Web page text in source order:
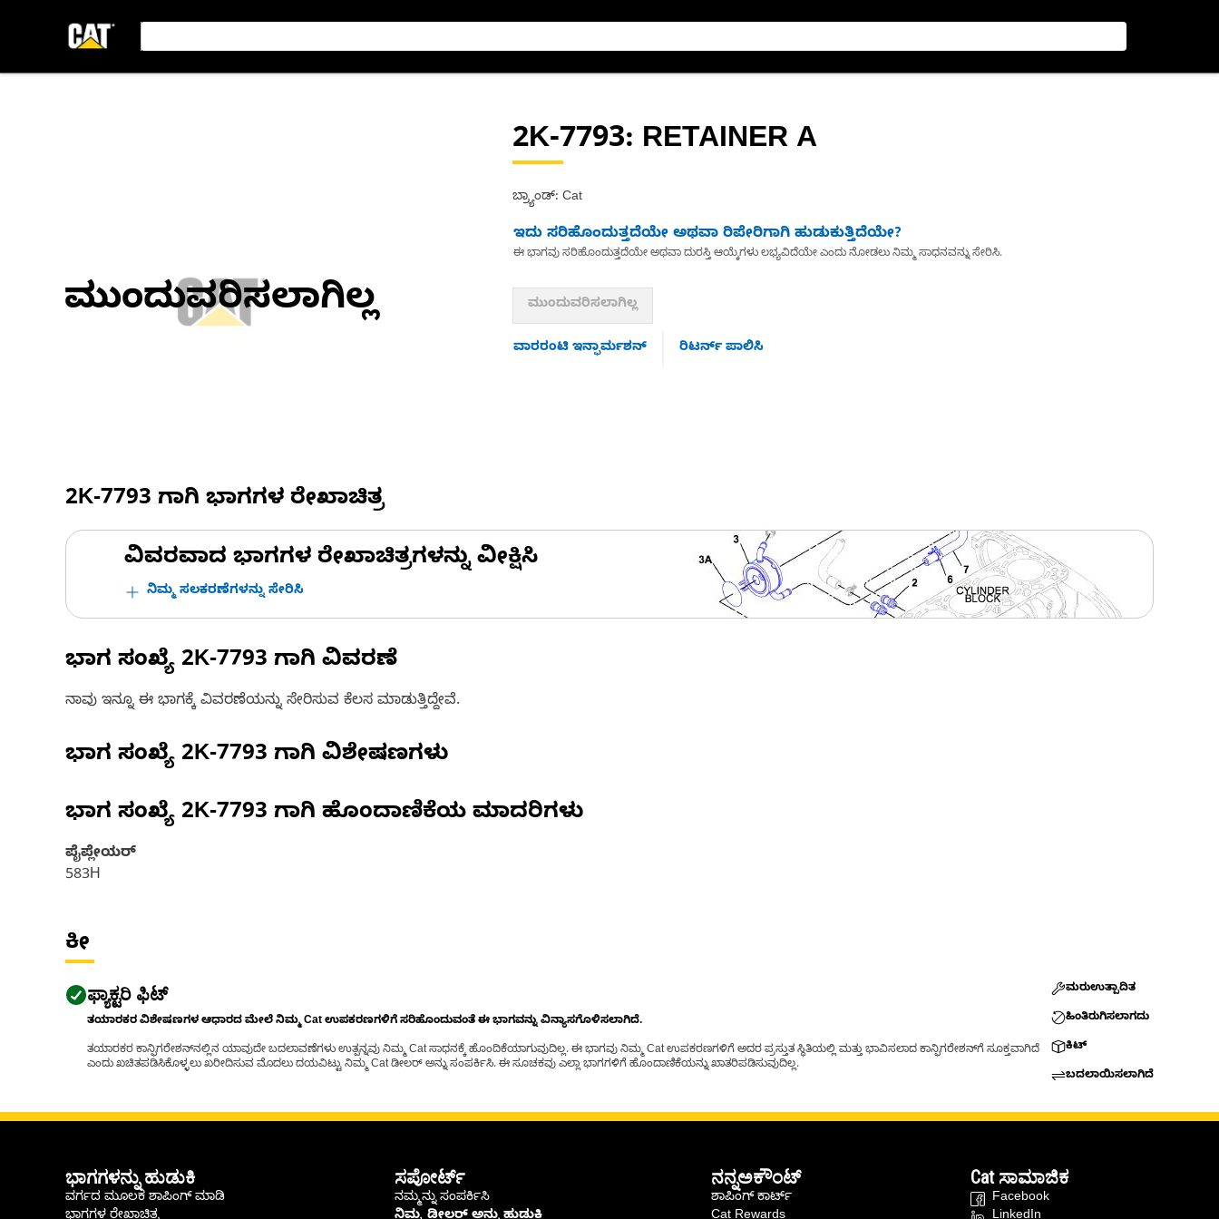
ಮುಂದುವರಿಸಲಾಗಿಲ್ಲ
2K-7793: RETAINER A
ಬ್ರ್ಯಾಂಡ್: Cat
ಇದು ಸರಿಹೊಂದುತ್ತದೆಯೇ ಅಥವಾ ರಿಪೇರಿಗಾಗಿ ಹುಡುಕುತ್ತಿದೆಯೇ?
ಈ ಭಾಗವು ಸರಿಹೊಂದುತ್ತದೆಯೇ ಅಥವಾ ದುರಸ್ತಿ ಆಯ್ಕೆಗಳು ಲಭ್ಯವಿದೆಯೇ ಎಂದು ನೋಡಲು ನಿಮ್ಮ ಸಾಧನವನ್ನು ಸೇರಿಸಿ.
ಮುಂದುವರಿಸಲಾಗಿಲ್ಲ
ವಾರರಂಟಿ ಇನ್ಫಾರ್ಮಶನ್ ರಿಟರ್ನ್ ಪಾಲಿಸಿ
2K-7793 ಗಾಗಿ ಭಾಗಗಳ ರೇಖಾಚಿತ್ರ
ವಿವರವಾದ ಭಾಗಗಳ ರೇಖಾಚಿತ್ರಗಳನ್ನು ವೀಕ್ಷಿಸಿ
ನಿಮ್ಮ ಸಲಕರಣೆಗಳನ್ನು ಸೇರಿಸಿ
ಭಾಗ ಸಂಖ್ಯೆ 2K-7793 ಗಾಗಿ ವಿವರಣೆ
ನಾವು ಇನ್ನೂ ಈ ಭಾಗಕ್ಕೆ ವಿವರಣೆಯನ್ನು ಸೇರಿಸುವ ಕೆಲಸ ಮಾಡುತ್ತಿದ್ದೇವೆ.
ಭಾಗ ಸಂಖ್ಯೆ 2K-7793 ಗಾಗಿ ವಿಶೇಷಣಗಳು
ಭಾಗ ಸಂಖ್ಯೆ 2K-7793 ಗಾಗಿ ಹೊಂದಾಣಿಕೆಯ ಮಾದರಿಗಳು
ಪೈಪ್ಲೇಯರ್
583H
ಕೀ
ಫ್ಯಾಕ್ಟರಿ ಫಿಟ್
ತಯಾರಕರ ವಿಶೇಷಣಗಳ ಆಧಾರದ ಮೇಲೆ ನಿಮ್ಮ Cat ಉಪಕರಣಗಳಿಗೆ ಸರಿಹೊಂದುವಂತೆ ಈ ಭಾಗವನ್ನು ವಿನ್ಯಾಸಗೊಳಿಸಲಾಗಿದೆ.
ತಯಾರಕರ ಕಾನ್ಫಿಗರೇಶನ್‌ನಲ್ಲಿನ ಯಾವುದೇ ಬದಲಾವಣೆಗಳು ಉತ್ಪನ್ನವು ನಿಮ್ಮ Cat ಸಾಧನಕ್ಕೆ ಹೊಂದಿಕೆಯಾಗುವುದಿಲ್ಲ. ಈ ಭಾಗವು ನಿಮ್ಮ Cat ಉಪಕರಣಗಳಿಗೆ ಅದರ ಪ್ರಸ್ತುತ ಸ್ಥಿತಿಯಲ್ಲಿ ಮತ್ತು ಭಾವಿಸಲಾದ ಕಾನ್ಫಿಗರೇಶನ್‌ಗೆ ಸೂಕ್ತವಾಗಿದೆ
ಎಂದು ಖಚಿತಪಡಿಸಿಕೊಳ್ಳಲು ಖರೀದಿಸುವ ಮೊದಲು ದಯವಿಟ್ಟು ನಿಮ್ಮ Cat ಡೀಲರ್ ಅನ್ನು ಸಂಪರ್ಕಿಸಿ. ಈ ಸೂಚಕವು ಎಲ್ಲಾ ಭಾಗಗಳಿಗೆ ಹೊಂದಾಣಿಕೆಯನ್ನು ಖಾತರಿಪಡಿಸುವುದಿಲ್ಲ.
ಮರುಉತ್ಪಾದಿತ
ಹಿಂತಿರುಗಿಸಲಾಗದು
ಕಿಟ್
ಬದಲಾಯಿಸಲಾಗಿದೆ
ಭಾಗಗಳನ್ನು ಹುಡುಕಿ
ವರ್ಗದ ಮೂಲಕ ಶಾಪಿಂಗ್ ಮಾಡಿ
ಸಪೋರ್ಟ್
ನಮ್ಮನ್ನು ಸಂಪರ್ಕಿಸಿ
ನನ್ನಅಕೌಂಟ್
ಶಾಪಿಂಗ್ ಕಾರ್ಟ್
Cat ಸಾಮಾಜಿಕ
Facebook